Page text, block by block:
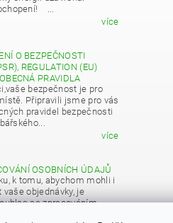
...
více
O BEZPEČNOSTI
REGULATION (EU)
PRAVIDLA
bezpečnost je pro
Připravili jsme pro vás
pravidel bezpečnosti
více
OSOBNÍCH ÚDAJŮ
k tomu, abychom mohli i
vaše objednávky, je
se zpracováním